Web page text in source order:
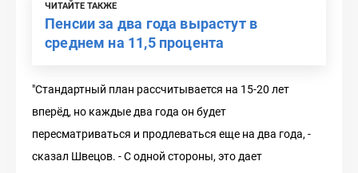
ЧИТАЙТЕ ТАКЖЕ
Пенсии за два года вырастут в
среднем на 11,5 процента
"Стандартный план рассчитывается на 15-20 лет
вперёд, но каждые два года он будет
пересматриваться и продлеваться еще на два года, -
сказал Швецов. - С одной стороны, это дает